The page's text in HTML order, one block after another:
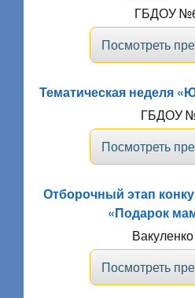
ГБДОУ
Посмотреть
Тематическая неделя
ГБДОУ
Посмотреть
Отборочный этап
«Подарок
Посмотреть